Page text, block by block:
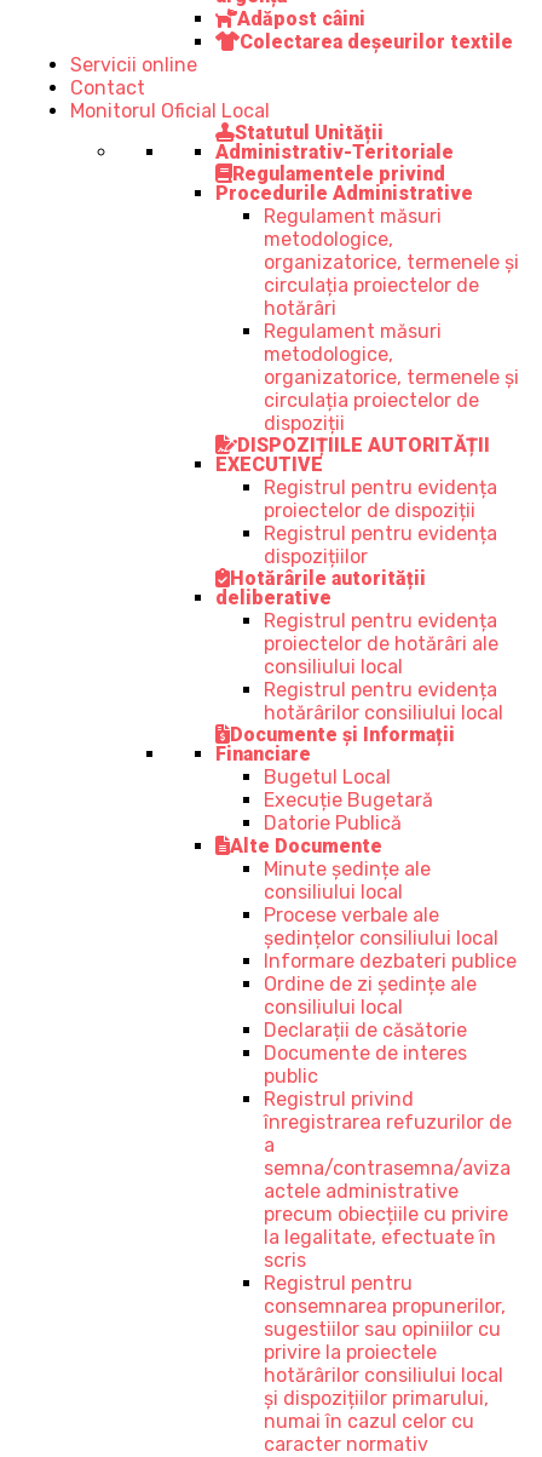
Adăpost câini
Colectarea deșeurilor textile
Servicii online
Contact
Monitorul Oficial Local
Statutul Unității
Administrativ-Teritoriale
Regulamentele privind
Procedurile Administrative
Regulament măsuri
metodologice,
organizatorice, termenele și
circulația proiectelor de
hotărâri
Regulament măsuri
metodologice,
organizatorice, termenele și
circulația proiectelor de
dispoziții
DISPOZIȚIILE AUTORITĂȚII
EXECUTIVE
Registrul pentru evidența
proiectelor de dispoziții
Registrul pentru evidența
dispozițiilor
Hotărârile autorității
deliberative
Registrul pentru evidența
proiectelor de hotărâri ale
consiliului local
Registrul pentru evidența
hotărârilor consiliului local
Documente și Informații
Financiare
Bugetul Local
Execuție Bugetară
Datorie Publică
Alte Documente
Minute ședințe ale
consiliului local
Procese verbale ale
ședințelor consiliului local
Informare dezbateri publice
Ordine de zi ședințe ale
consiliului local
Declarații de căsătorie
Documente de interes
public
Registrul privind
înregistrarea refuzurilor de
a
semna/contrasemna/aviza
actele administrative
precum obiecțiile cu privire
la legalitate, efectuate în
scris
Registrul pentru
consemnarea propunerilor,
sugestiilor sau opiniilor cu
privire la proiectele
hotărârilor consiliului local
și dispozițiilor primarului,
numai în cazul celor cu
caracter normativ